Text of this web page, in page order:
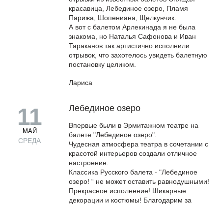
красавица, Лебединое озеро, Пламя
Парижа, Шопениана, Щелкунчик.
А вот с балетом Арлекинада я не была
знакома, но Наталья Сафонова и Иван
Тараканов так артистично исполнили
отрывок, что захотелось увидеть балетную
постановку целиком.
Лариса
11
МАЙ
СРЕДА
Лебединое озеро
Впервые были в Эрмитажном театре на
балете "Лебединое озеро".
Чудесная атмосфера театра в сочетании с
красотой интерьеров создали отличное
настроение.
Классика Русского балета - "Лебединое
озеро! “ не может оставить равнодушными!
Прекрасное исполнение! Шикарные
декорации и костюмы! Благодарим за